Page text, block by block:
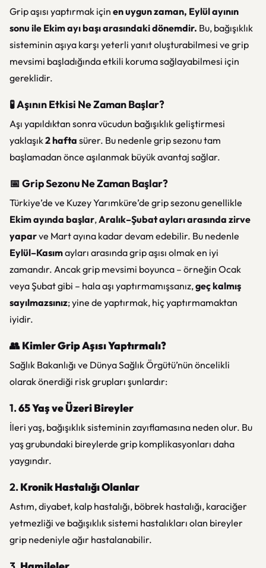
Grip aşısı yaptırmak için en uygun zaman, Eylül ayının
sonu ile Ekim ayı başı arasındaki dönemdir. Bu, bağışıklık
sisteminin aşıya karşı yeterli yanıt oluşturabilmesi ve grip
mevsimi başladığında etkili koruma sağlayabilmesi için
gereklidir.
🧪 Aşının Etkisi Ne Zaman Başlar?
Aşı yapıldıktan sonra vücudun bağışıklık geliştirmesi
yaklaşık2 hafta sürer. Bu nedenle grip sezonu tam
başlamadan önce aşılanmak büyük avantaj sağlar.
📅 Grip Sezonu Ne Zaman Başlar?
Türkiye’de ve Kuzey Yarımküre’de grip sezonu genellikle
Ekim ayında başlar,Aralık–Şubat ayları arasında zirve
yaparve Mart ayına kadar devam edebilir. Bu nedenle
Eylül–Kasımayları arasında grip aşısı olmak en iyi
zamandır. Ancak grip mevsimi boyunca – örneğin Ocak
veya Şubat gibi – hala aşı yaptırmamışsanız,geç kalmış
sayılmazsınız; yine de yaptırmak, hiç yaptırmamaktan
iyidir.
👥Kimler Grip Aşısı Yaptırmalı?
Sağlık Bakanlığı ve Dünya Sağlık Örgütü’nün öncelikli
olarak önerdiği risk grupları şunlardır:
1.65 Yaş ve Üzeri Bireyler
İleri yaş, bağışıklık sisteminin zayıflamasına neden olur. Bu
yaş grubundaki bireylerde grip komplikasyonları daha
yaygındır.
2.Kronik Hastalığı Olanlar
Astım, diyabet, kalp hastalığı, böbrek hastalığı, karaciğer
yetmezliği ve bağışıklık sistemi hastalıkları olan bireyler
grip nedeniyle ağır hastalanabilir.